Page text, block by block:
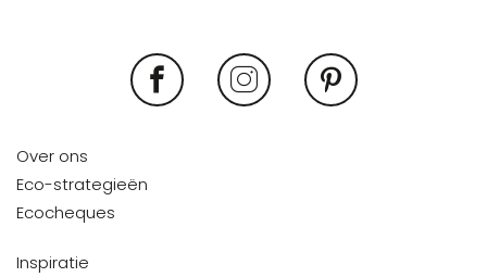
Over ons
Eco-strategieën
Ecocheques
Inspiratie